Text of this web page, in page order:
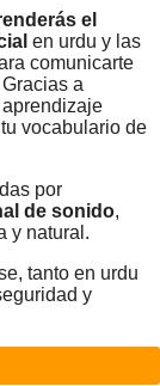
el
en urdu y las
comunicarte
a
vocabulario de
por
de sonido,
y natural.
tanto en urdu
y